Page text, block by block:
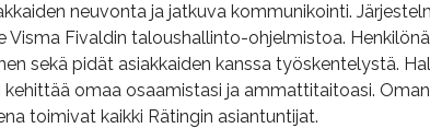
neuvonta ja jatkuva kommunikointi.
Visma Fivaldin taloushallinto-ohjelmistoa.
sekä pidät asiakkaiden kanssa työskentelystä.
kehittää omaa osaamistasi ja ammattitaitoasi.
toimivat kaikki Rätingin asiantuntijat.